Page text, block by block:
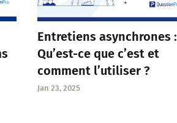
Entretiens asynchrones :
Qu’est-ce que c’est et
comment l’utiliser ?
Jan 23, 2025